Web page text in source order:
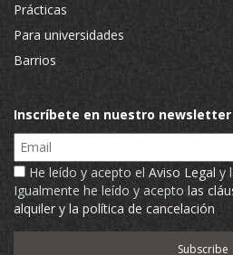
Prácticas
Para universidades
Barrios
Inscríbete en nuestro newsletter
Email
He leído y acepto el Aviso Legal y
Igualmente he leído y acepto las
alquiler y la política de cancelación